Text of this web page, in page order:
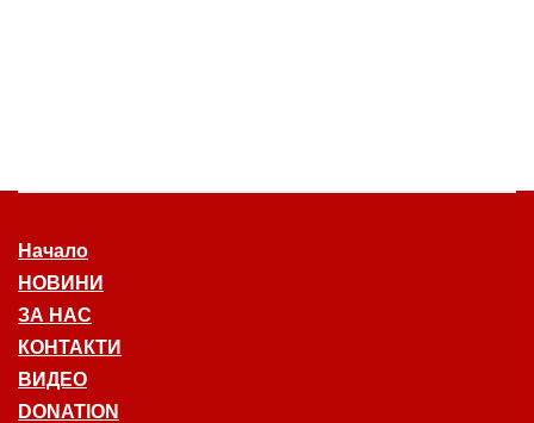
Начало
НОВИНИ
ЗА НАС
КОНТАКТИ
ВИДЕО
DONATION